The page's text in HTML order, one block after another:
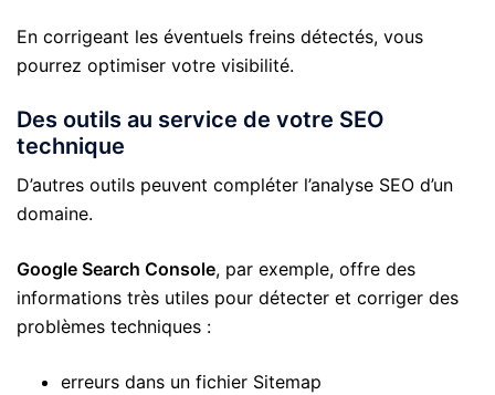
En corrigeant les éventuels freins détectés, vous
pourrez optimiser votre visibilité.
Des outils au service de votre SEO
technique
D’autres outils peuvent compléter l’analyse SEO d’un
domaine.
Google Search Console, par exemple, offre des
informations très utiles pour détecter et corriger des
problèmes techniques :
erreurs dans un fichier Sitemap